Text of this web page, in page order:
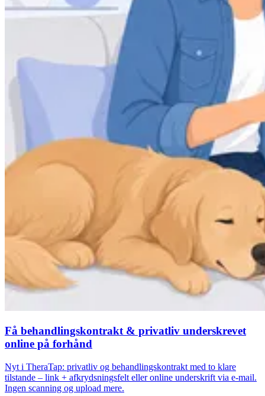
Få behandlingskontrakt & privatliv underskrevet
online på forhånd
Nyt i TheraTap: privatliv og behandlingskontrakt med to klare
tilstande – link + afkrydsningsfelt eller online underskrift via e-mail.
Ingen scanning og upload mere.